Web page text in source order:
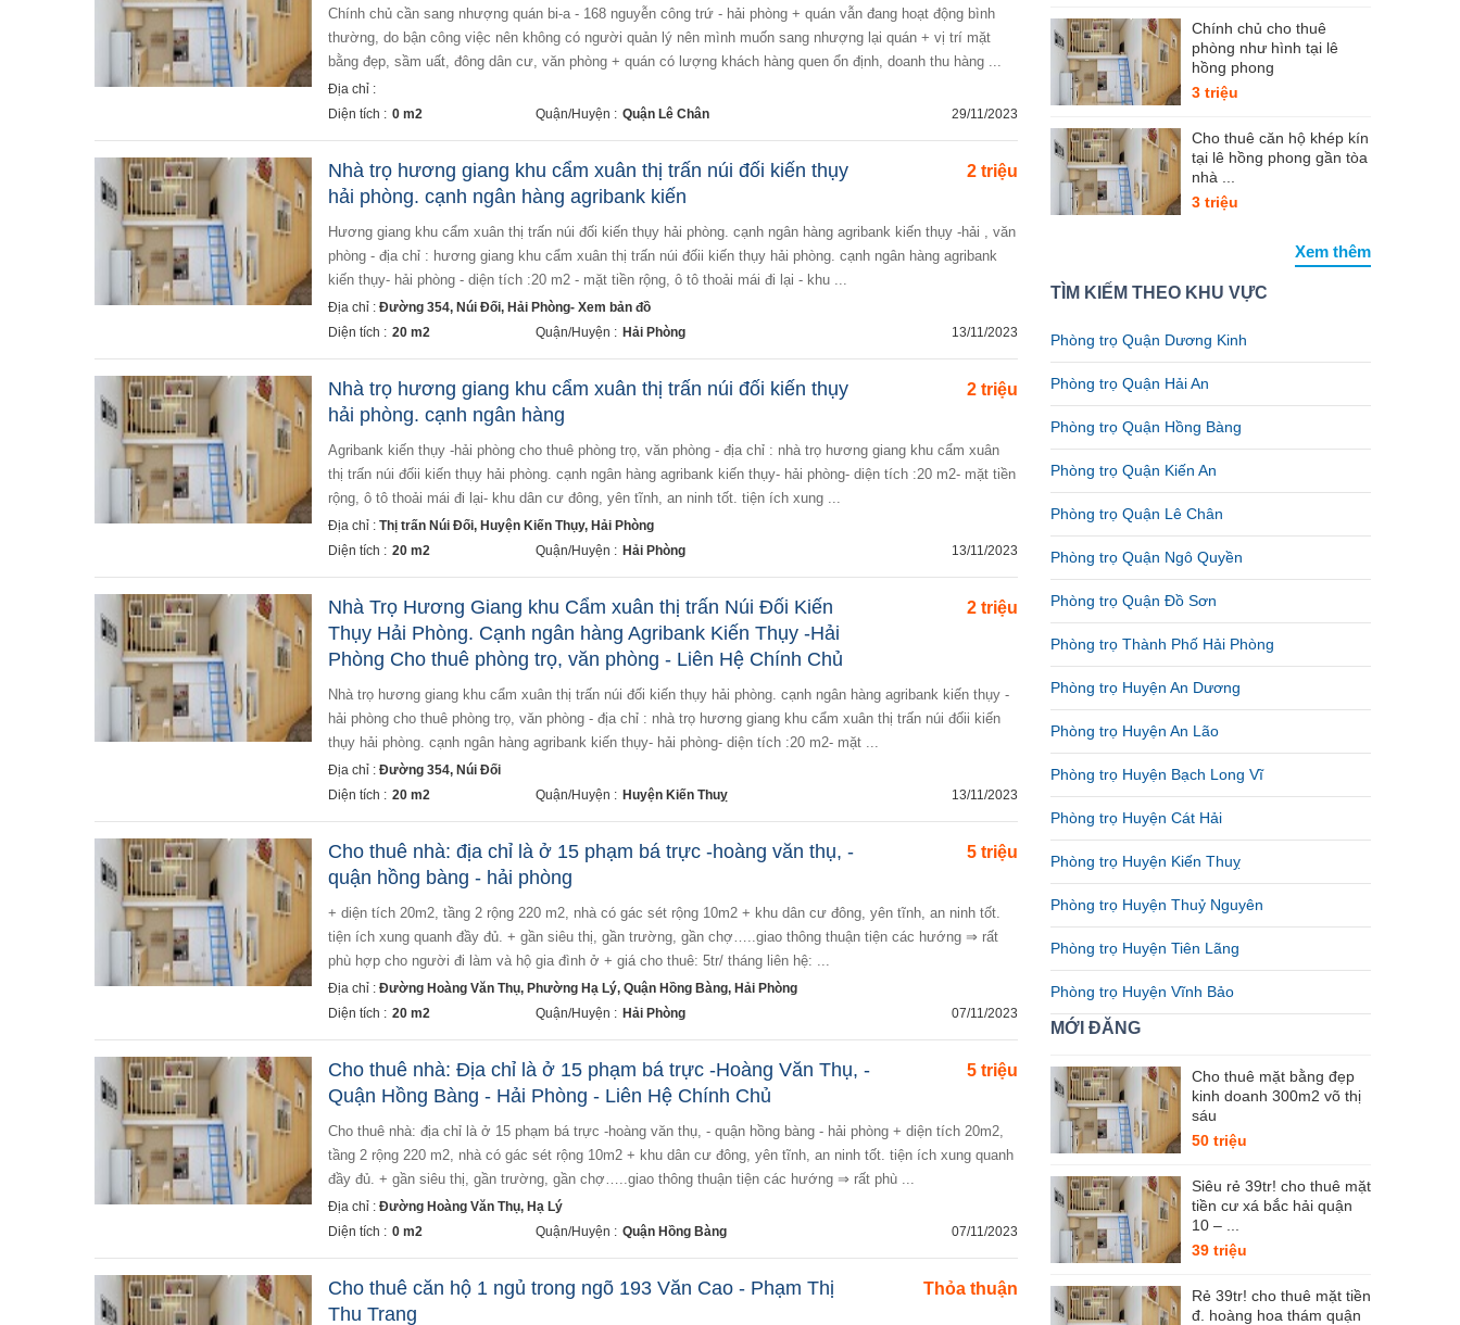
chính chủ cần sang nhượng quán bi-a - 168 nguyễn công trứ - hải phòng + quán vẫn đang hoạt động bình
thường, do bận công việc nên không có người quản lý nên mình muốn sang nhượng lại quán + vị trí mặt
bằng đẹp, sầm uất, đông dân cư, văn phòng + quán có lượng khách hàng quen ổn định, doanh thu hàng ...
Địa chỉ :
Diện tích : 0 m2 Quận/Huyện : Quận Lê Chân 29/11/2023
2 triệu
Nhà trọ hương giang khu cẩm xuân thị trấn núi đối kiến thụy
hải phòng. cạnh ngân hàng agribank kiến
hương giang khu cẩm xuân thị trấn núi đối kiến thụy hải phòng. cạnh ngân hàng agribank kiến thụy -hải , văn
phòng - địa chỉ : hương giang khu cẩm xuân thị trấn núi đốii kiến thụy hải phòng. cạnh ngân hàng agribank
kiến thụy- hải phòng - diện tích :20 m2 - mặt tiền rộng, ô tô thoải mái đi lại - khu ...
Địa chỉ : Đường 354, Núi Đối, Hải Phòng- Xem bản đồ
Diện tích : 20 m2 Quận/Huyện : Hải Phòng 13/11/2023
2 triệu
Nhà trọ hương giang khu cẩm xuân thị trấn núi đối kiến thụy
hải phòng. cạnh ngân hàng
agribank kiến thụy -hải phòng cho thuê phòng trọ, văn phòng - địa chỉ : nhà trọ hương giang khu cẩm xuân
thị trấn núi đốii kiến thụy hải phòng. cạnh ngân hàng agribank kiến thụy- hải phòng- diện tích :20 m2- mặt tiền
rộng, ô tô thoải mái đi lại- khu dân cư đông, yên tĩnh, an ninh tốt. tiện ích xung ...
Địa chỉ : Thị trấn Núi Đối, Huyện Kiến Thụy, Hải Phòng
Diện tích : 20 m2 Quận/Huyện : Hải Phòng 13/11/2023
2 triệu
Nhà Trọ Hương Giang khu Cẩm xuân thị trấn Núi Đối Kiến
Thụy Hải Phòng. Cạnh ngân hàng Agribank Kiến Thụy -Hải
Phòng Cho thuê phòng trọ, văn phòng - Liên Hệ Chính Chủ
nhà trọ hương giang khu cẩm xuân thị trấn núi đối kiến thụy hải phòng. cạnh ngân hàng agribank kiến thụy -
hải phòng cho thuê phòng trọ, văn phòng - địa chỉ : nhà trọ hương giang khu cẩm xuân thị trấn núi đốii kiến
thụy hải phòng. cạnh ngân hàng agribank kiến thụy- hải phòng- diện tích :20 m2- mặt ...
Địa chỉ : Đường 354, Núi Đối
Diện tích : 20 m2 Quận/Huyện : Huyện Kiến Thuỵ 13/11/2023
5 triệu
Cho thuê nhà: địa chỉ là ở 15 phạm bá trực -hoàng văn thụ, -
quận hồng bàng - hải phòng
+ diện tích 20m2, tầng 2 rộng 220 m2, nhà có gác sét rộng 10m2 + khu dân cư đông, yên tĩnh, an ninh tốt.
tiện ích xung quanh đầy đủ. + gần siêu thị, gần trường, gần chợ…..giao thông thuận tiện các hướng ⇒ rất
phù hợp cho người đi làm và hộ gia đình ở + giá cho thuê: 5tr/ tháng liên hệ: ...
Địa chỉ : Đường Hoàng Văn Thụ, Phường Hạ Lý, Quận Hồng Bàng, Hải Phòng
Diện tích : 20 m2 Quận/Huyện : Hải Phòng 07/11/2023
5 triệu
Cho thuê nhà: Địa chỉ là ở 15 phạm bá trực -Hoàng Văn Thụ, -
Quận Hồng Bàng - Hải Phòng - Liên Hệ Chính Chủ
cho thuê nhà: địa chỉ là ở 15 phạm bá trực -hoàng văn thụ, - quận hồng bàng - hải phòng + diện tích 20m2,
tầng 2 rộng 220 m2, nhà có gác sét rộng 10m2 + khu dân cư đông, yên tĩnh, an ninh tốt. tiện ích xung quanh
đầy đủ. + gần siêu thị, gần trường, gần chợ…..giao thông thuận tiện các hướng ⇒ rất phù ...
Địa chỉ : Đường Hoàng Văn Thụ, Hạ Lý
Diện tích : 0 m2 Quận/Huyện : Quận Hồng Bàng 07/11/2023
Thỏa thuận
Cho thuê căn hộ 1 ngủ trong ngõ 193 Văn Cao - Phạm Thị
Thu Trang
Chính chủ cho thuê
phòng như hình tại lê
hồng phong
3 triệu
Cho thuê căn hộ khép kín
tại lê hồng phong gần tòa
nhà ...
3 triệu
Xem thêm
TÌM KIẾM THEO KHU VỰC
Phòng trọ Quận Dương Kinh
Phòng trọ Quận Hải An
Phòng trọ Quận Hồng Bàng
Phòng trọ Quận Kiến An
Phòng trọ Quận Lê Chân
Phòng trọ Quận Ngô Quyền
Phòng trọ Quận Đồ Sơn
Phòng trọ Thành Phố Hải Phòng
Phòng trọ Huyện An Dương
Phòng trọ Huyện An Lão
Phòng trọ Huyện Bạch Long Vĩ
Phòng trọ Huyện Cát Hải
Phòng trọ Huyện Kiến Thuỵ
Phòng trọ Huyện Thuỷ Nguyên
Phòng trọ Huyện Tiên Lãng
Phòng trọ Huyện Vĩnh Bảo
MỚI ĐĂNG
Cho thuê mặt bằng đẹp
kinh doanh 300m2 võ thị
sáu
50 triệu
Siêu rẻ 39tr! cho thuê mặt
tiền cư xá bắc hải quận
10 – ...
39 triệu
Rẻ 39tr! cho thuê mặt tiền
đ. hoàng hoa thám quận